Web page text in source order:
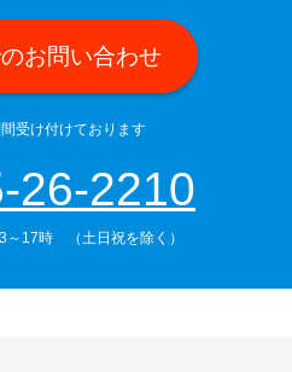
お問い合わせ
受け付けております
26-2210
～17時 （土日祝を除く）